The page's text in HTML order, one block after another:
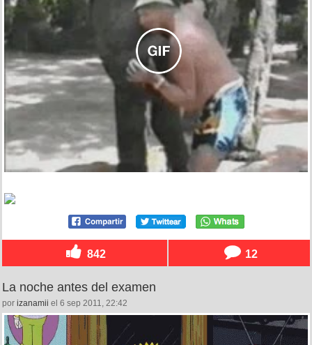
842 12
La noche antes del examen
por izanamii el 6 sep 2011, 22:42